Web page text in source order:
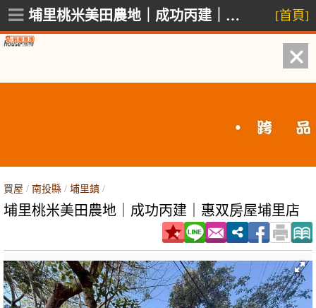
買屋 / 南投縣 / 埔里鎮 /
埔里桃米美田農地｜成功丙建｜惠双房屋埔里店
埔里桃米美田農地｜成功丙建｜惠双房屋埔里店,埔里鎮桃米路 [首頁]